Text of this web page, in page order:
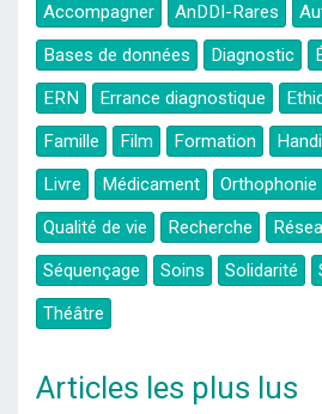
Accompagner AnDDI-Rares
Bases de données
Diagnostic
ERN
Errance diagnostique
Famille
Film Formation
Livre
Médicament Orthophonie
Qualité de vie
Recherche
Séquençage
Soins Solidarité
Théâtre
Articles les plus lus